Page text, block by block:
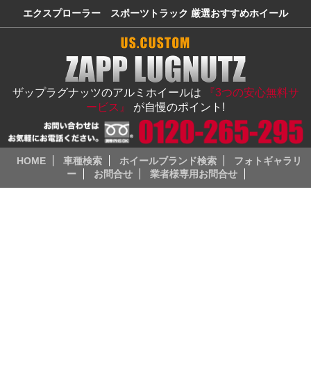
エクスプローラー スポーツトラック 厳選おすすめホイール
ザップラグナッツのアルミホイールは
『3つの安心無料サ
ービス』 が自慢のポイント!
HOME 車種検索 ホイールブランド検索
フォトギャラリ
ー
お問合せ 業者様専用お問合せ